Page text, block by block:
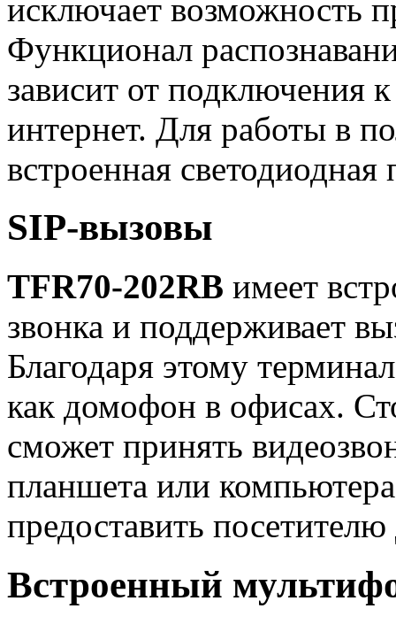
исключает возможность
Функционал
зависит от подключения
интернет. Для работы в
встроенная светодиодная
SIP-вызовы
TFR70-202RB имеет
звонка и поддерживает
Благодаря этому
как домофон в офисах.
сможет принять
планшета или
предоставить
Встроенный